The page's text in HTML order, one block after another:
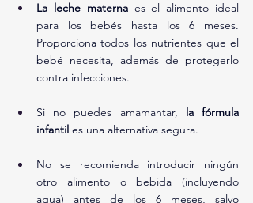
La leche materna es el alimento ideal
para los bebés hasta los 6 meses.
Proporciona todos los nutrientes que el
bebé necesita, además de protegerlo
contra infecciones.
Si no puedes amamantar, la fórmula
infantil es una alternativa segura.
No se recomienda introducir ningún
otro alimento o bebida (incluyendo
agua) antes de los 6 meses, salvo